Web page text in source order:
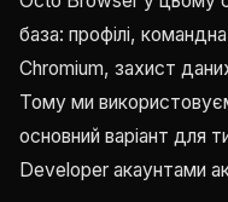
база: профілі,
Chromium, захист
Тому ми
основний варіант для
Developer акаунтами